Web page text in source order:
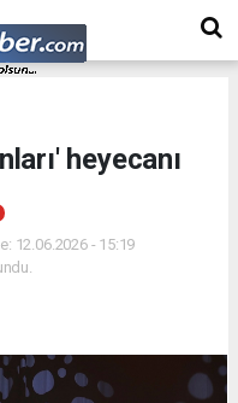
heyecanı
12.06.2026 - 15:19